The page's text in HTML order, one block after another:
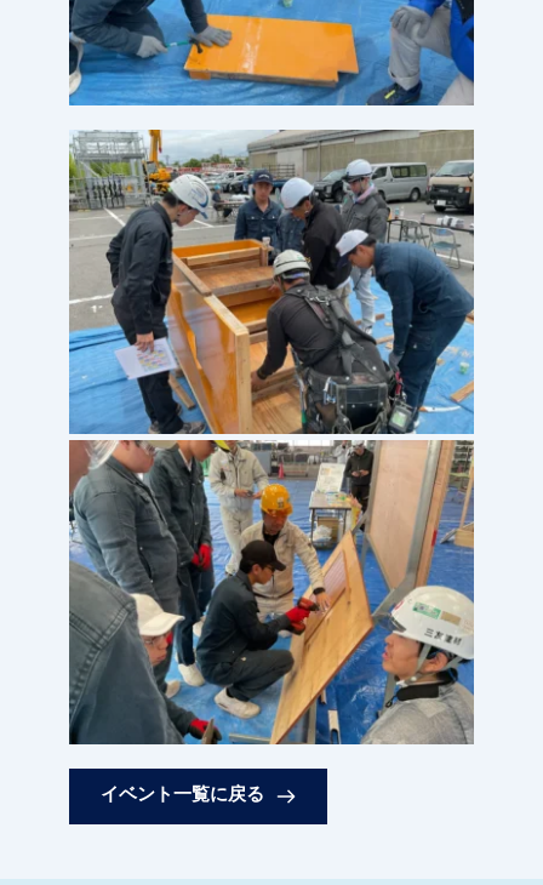
イベント一覧に戻る